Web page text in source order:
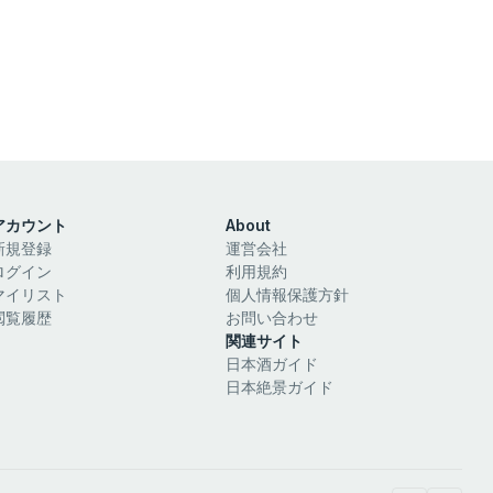
カウント
規登録
グイン
イリスト
覧履歴
About
運営会社
利用規約
個人情報保護方針
お問い合わせ
関連サイト
日本酒ガイド
日本絶景ガイド